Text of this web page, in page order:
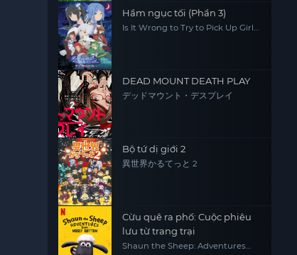
Hầm ngục tối (Phần 3)
Is It Wrong to Try to Pick Up Girls
DEAD MOUNT DEATH PLAY
デッドマウント・デスプレイ
Bộ tứ dị giới 2
異世界かるてっと 2
Cừu quê ra phố: Cuộc phiêu
lưu từ trang trại
Shaun the Sheep: Adventures